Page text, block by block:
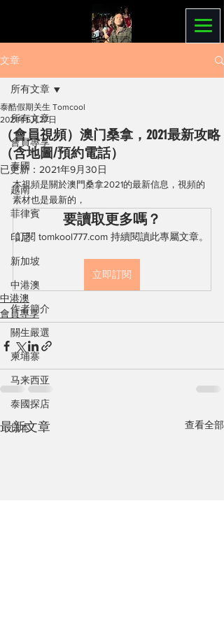
文章
所有文章
會員專享
泰國
越南
菲律賓
印尼
新加坡
中港澳
作者簡介
關生嚴選
柬埔寨
马来西亚
泰國探店
日本
所有文章
（會員視頻）澳门桑拿，2021最新攻略
（含地圖/預約電話）
泰酷假期关生 Tomcool
2021年5月27日
已更新： 2021年9月30日
本視頻是關於澳門桑拿2021的最新信息，視頻的
素材也是最新的，
要讀取更多嗎？
訂閱 tomkool777.com 持續閱讀此專屬文章。
立即訂閱
中港澳
會員專享
最新文章 查看全部